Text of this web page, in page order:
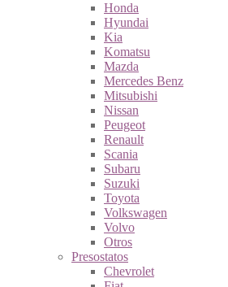
Honda
Hyundai
Kia
Komatsu
Mazda
Mercedes Benz
Mitsubishi
Nissan
Peugeot
Renault
Scania
Subaru
Suzuki
Toyota
Volkswagen
Volvo
Otros
Presostatos
Chevrolet